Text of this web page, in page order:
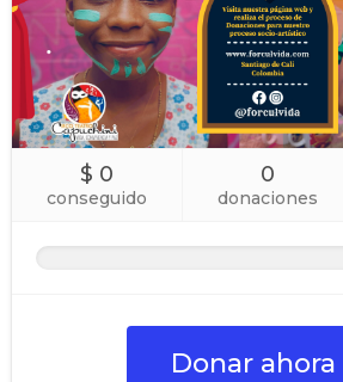
$ 0
conseguido
0
donaciones
Donar ahora